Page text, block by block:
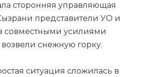
сторонняя управляющая
представители УО и
совместными усилиями
снежную горку.
ситуация сложилась в